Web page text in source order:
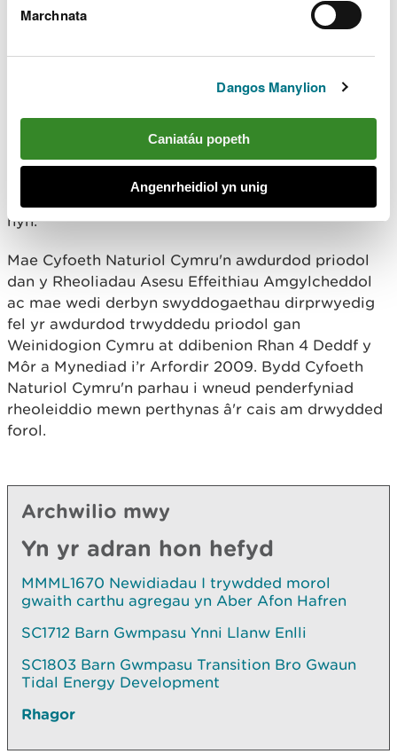
Marchnata
Dangos Manylion
Caniatáu popeth
Angenrheidiol yn unig
gyhoeddus - Porth y Cwsmer
(naturalresources.wales)neu drwy e-bostio
marinelicensingpermittingconsultations@cyfoethn
aturiolcymru.gov.uk. Os gofynnir am gopïau caled,
efallai y byddwn yn codi tâl i dalu am y gost o greu
copïau nad yw'n fwy na'r gost resymol o wneud
hyn.
Mae Cyfoeth Naturiol Cymru'n awdurdod priodol
dan y Rheoliadau Asesu Effeithiau Amgylcheddol
ac mae wedi derbyn swyddogaethau dirprwyedig
fel yr awdurdod trwyddedu priodol gan
Weinidogion Cymru at ddibenion Rhan 4 Deddf y
Môr a Mynediad i’r Arfordir 2009. Bydd Cyfoeth
Naturiol Cymru'n parhau i wneud penderfyniad
rheoleiddio mewn perthynas â'r cais am drwydded
forol.
Archwilio mwy
Yn yr adran hon hefyd
MMML1670 Newidiadau I trywdded morol
gwaith carthu agregau yn Aber Afon Hafren
SC1712 Barn Gwmpasu Ynni Llanw Enlli
SC1803 Barn Gwmpasu Transition Bro Gwaun
Tidal Energy Development
Rhagor